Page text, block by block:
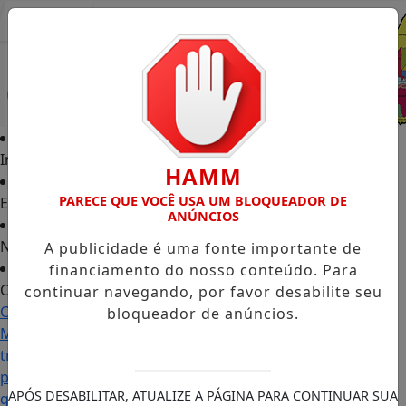
Início
Edições
Notícias
Contato
Carol
Monteiro:
trajetória
política
ganha
HAMM
PARECE QUE VOCÊ USA UM BLOQUEADOR DE
ANÚNCIOS
A publicidade é uma fonte importante de
financiamento do nosso conteúdo. Para
continuar navegando, por favor desabilite seu
bloqueador de anúncios.
APÓS DESABILITAR, ATUALIZE A PÁGINA PARA CONTINUAR SUA